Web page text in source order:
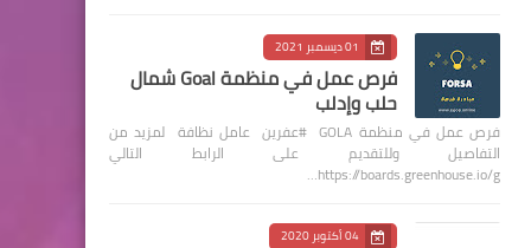
01 ديسمبر 2021
فرص عمل في منظمة Goal شمال
حلب وإدلب
فرص عمل في منظمة GOLA #عفرين عامل نظافة لمزيد من
التفاصيل وللتقديم على الرابط التالي
https://boards.greenhouse.io/g…
04 أكتوبر 2020